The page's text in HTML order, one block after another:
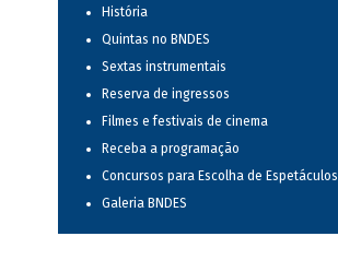
História
Quintas no BNDES
Sextas instrumentais
Reserva de ingressos
Filmes e festivais de cinema
Receba a programação
Concursos para Escolha de
Galeria BNDES